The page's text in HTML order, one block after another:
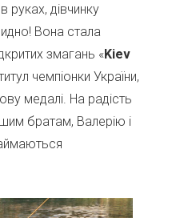
дівчинку
Вона стала
змагань «Kiev
чемпіонки України,
медалі. На радість
братам, Валерію і